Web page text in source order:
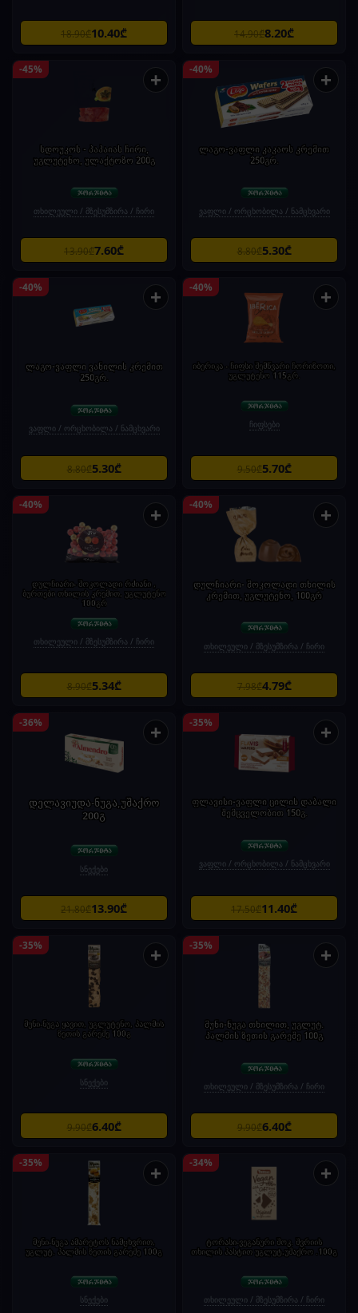
18.90₾10.40₾ 14.90₾8.20₾
-45% +
სდოუკოს - პაპაიას ჩირი,
უგლუტენო, ულაქტოზო 200გ
თხილეული / მზესუმზირა / ჩირი
13.90₾7.60₾
-40% +
ლაგო-ვაფლი კაკაოს კრემით
250გრ.
ვაფლი / ორცხობილა / ნამცხვარი
8.80₾5.30₾
-40% +
ლაგო-ვაფლი ვანილის კრემით
250გრ.
ვაფლი / ორცხობილა / ნამცხვარი
8.80₾5.30₾
-40% +
იბერიკა - ჩიფსი შემწვარი ჩორიზოთი,
უგლუტენო 115გრ.
ჩიფსები
9.50₾5.70₾
-40% +
დულჩიარი- შოკოლადი რძიანი ,
ბურთები თხილის კრემით, უგლუტენო
100გრ
თხილეული / მზესუმზირა / ჩირი
8.90₾5.34₾
-40% +
დულჩიარი- შოკოლადი თხილის
კრემით, უგლუტენო, 100გრ
თხილეული / მზესუმზირა / ჩირი
7.98₾4.79₾
-36% +
დელავიუდა-ნუგა,უშაქრო
200გ
სნექები
21.80₾13.90₾
-35% +
ფლავისი-ვაფლი ცილის დაბალი
შემცველობით 150გ.
ვაფლი / ორცხობილა / ნამცხვარი
17.50₾11.40₾
-35% +
მუნი-ნუგა ყავით, უგლუტენო, პალმის
ზეთის გარეშე 100გ
სნექები
9.90₾6.40₾
-35% +
მუნი-ნუგა თხილით, უგლუტ.
პალმის ზეთის გარეშე 100გ
თხილეული / მზესუმზირა / ჩირი
9.90₾6.40₾
-35% +
მუნი-ნუგა ამარეტოს ნამცხვრით,
უგლუტ. პალმის ზეთის გარეშე 100გ
სნექები
-34% +
ტორასი-ვეგანური შოკ. შვრიის
თხილის პასტით უგლუტ,უშაქრო .100გ
თხილეული / მზესუმზირა / ჩირი